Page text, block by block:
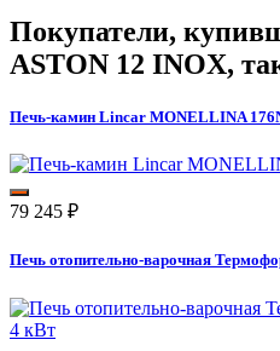
Покупатели,
ASTON 12 INOX,
Печь-камин Lincar MONELLINA
79 245 ₽
Печь отопительно-варочная